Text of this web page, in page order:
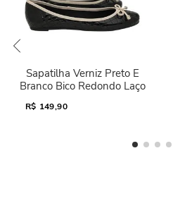
Sapatilha Verniz Preto E
Branco Bico Redondo Laço
R$ 149,90